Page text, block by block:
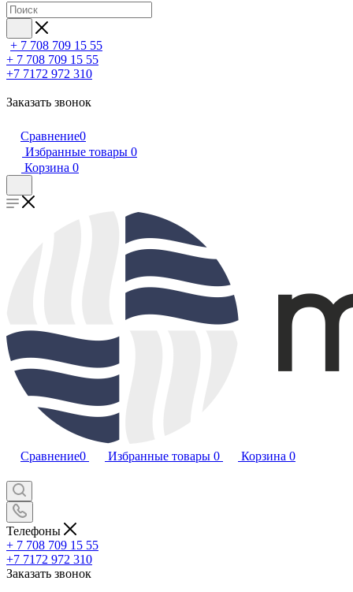
+ 7 708 709 15 55
+ 7 708 709 15 55
+7 7172 972 310
Заказать звонок
Сравнение0
Избранные товары 0
Корзина 0
Сравнение0 Избранные товары 0 Корзина 0
Телефоны
+ 7 708 709 15 55
+7 7172 972 310
Заказать звонок